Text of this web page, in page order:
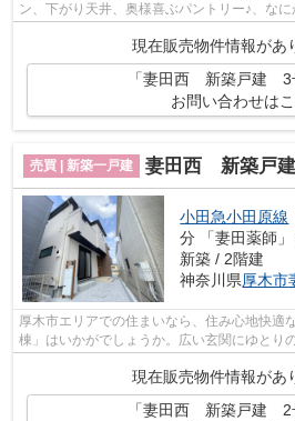
ン、下がり天井、奥様喜ぶパントリー♪、な
現在販売物件情報があ
「妻田西 新築戸建 3
お問い合わせは
売買 | 新築一戸建 妻田西 新築戸
小田急小田原線
分 「妻田薬師
新築 / 2階建
神奈川県厚木市
厚木市エリアでの住まいなら、住み心地快
棟」はいかがでしょうか。広い玄関にゆとり
現在販売物件情報があ
「妻田西 新築戸建 2